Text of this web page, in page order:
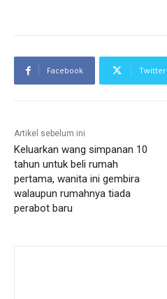
Facebook Twitter
Artikel sebelum ini
Keluarkan wang simpanan 10
tahun untuk beli rumah
pertama, wanita ini gembira
walaupun rumahnya tiada
perabot baru